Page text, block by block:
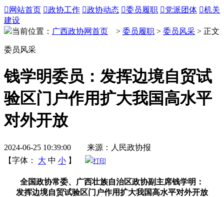
 网站首页 政协工作 政协动态 委员履职 党派团体 机关
建设
当前位置： 广西政协网首页 > 委员履职 > 委员风采 > 正文
委员风采
钱学明委员：发挥边境自贸试
验区门户作用扩大我国高水平
对外开放
2024-06-25 10:39:00 来源：人民政协报
【字体：
大 中 小 】 打印
全国政协常委、广西壮族自治区政协副主席钱学明：
发挥边境自贸试验区门户作用扩大我国高水平对外开放